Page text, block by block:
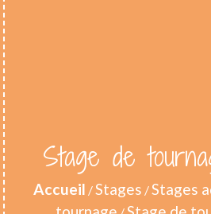
Stage de
Accueil / Stages / Stages